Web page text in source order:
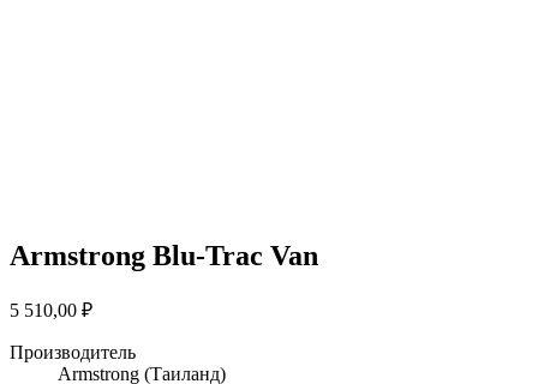
Armstrong Blu-Trac Van
5 510,00 ₽
Производитель
Armstrong (Таиланд)